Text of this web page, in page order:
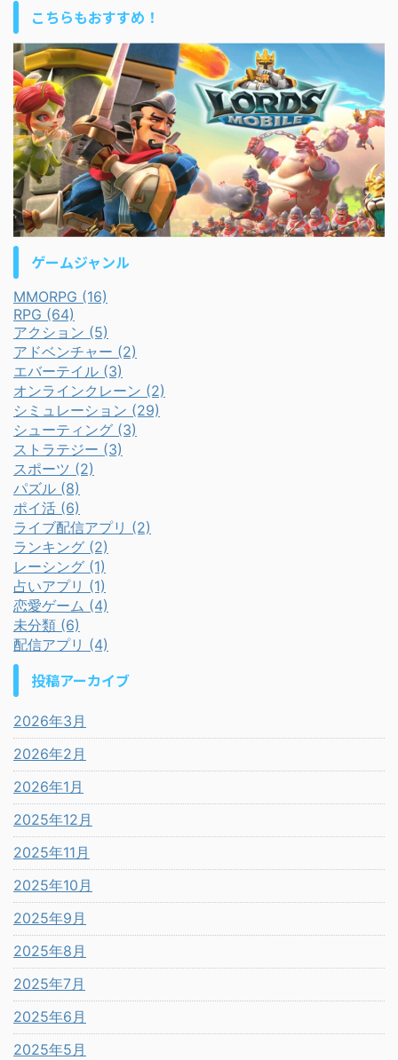
こちらもおすすめ！
ゲームジャンル
MMORPG (16)
RPG (64)
アクション (5)
アドベンチャー (2)
エバーテイル (3)
オンラインクレーン (2)
シミュレーション (29)
シューティング (3)
ストラテジー (3)
スポーツ (2)
パズル (8)
ポイ活 (6)
ライブ配信アプリ (2)
ランキング (2)
レーシング (1)
占いアプリ (1)
恋愛ゲーム (4)
未分類 (6)
配信アプリ (4)
投稿アーカイブ
2026年3月
2026年2月
2026年1月
2025年12月
2025年11月
2025年10月
2025年9月
2025年8月
2025年7月
2025年6月
2025年5月